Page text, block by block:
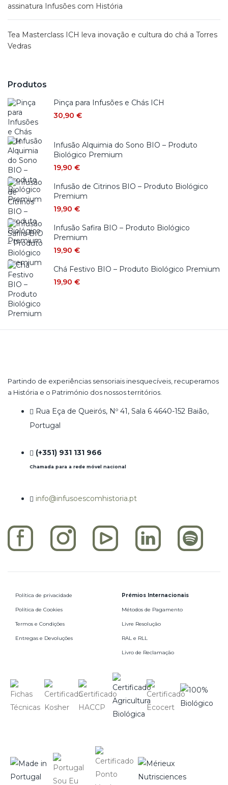
assinatura Infusões com História
Tea Masterclass ICH leva inovação e cultura do chá a Torres
Vedras
Produtos
Pinça para Infusões e Chás ICH
30,90 €
Infusão Alquimia do Sono BIO – Produto
Biológico Premium
19,90 €
Infusão de Citrinos BIO – Produto Biológico
Premium
19,90 €
Infusão Safira BIO – Produto Biológico
Premium
19,90 €
Chá Festivo BIO – Produto Biológico Premium
19,90 €
Partindo de experiências sensoriais inesquecíveis, recuperamos
a História e o Património dos nossos territórios.
Rua Eça de Queirós, Nº 41, Sala 6 4640-152 Baião,
Portugal
(+351) 931 131 966
Chamada para a rede móvel nacional
info@infusoescomhistoria.pt
Política de privacidade
Política de Cookies
Termos e Condições
Entregas e Devoluções
Prémios Internacionais
Métodos de Pagamento
Livre Resolução
RAL e RLL
Livro de Reclamação